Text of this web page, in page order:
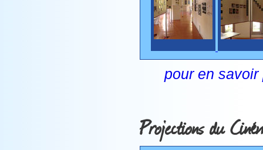
pour en
Projections du